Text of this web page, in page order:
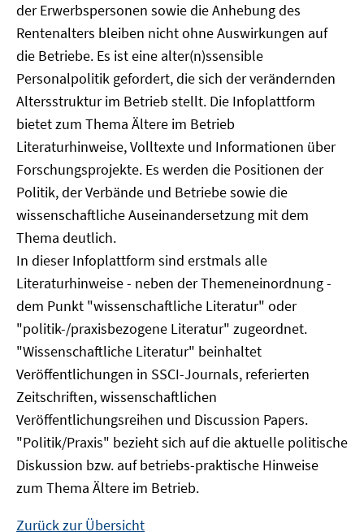
der Erwerbspersonen sowie die Anhebung des
Rentenalters bleiben nicht ohne Auswirkungen auf
die Betriebe. Es ist eine alter(n)ssensible
Personalpolitik gefordert, die sich der verändernden
Altersstruktur im Betrieb stellt. Die Infoplattform
bietet zum Thema Ältere im Betrieb
Literaturhinweise, Volltexte und Informationen über
Forschungsprojekte. Es werden die Positionen der
Politik, der Verbände und Betriebe sowie die
wissenschaftliche Auseinandersetzung mit dem
Thema deutlich.
In dieser Infoplattform sind erstmals alle
Literaturhinweise - neben der Themeneinordnung -
dem Punkt "wissenschaftliche Literatur" oder
"politik-/praxisbezogene Literatur" zugeordnet.
"Wissenschaftliche Literatur" beinhaltet
Veröffentlichungen in SSCI-Journals, referierten
Zeitschriften, wissenschaftlichen
Veröffentlichungsreihen und Discussion Papers.
"Politik/Praxis" bezieht sich auf die aktuelle politische
Diskussion bzw. auf betriebs-praktische Hinweise
zum Thema Ältere im Betrieb.
Zurück zur Übersicht